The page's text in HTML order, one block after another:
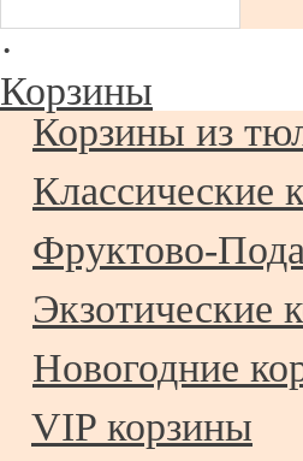
·
Корзины
Корзины из
Классические
Фруктово-
Экзотические
Новогодние
VIP корзины